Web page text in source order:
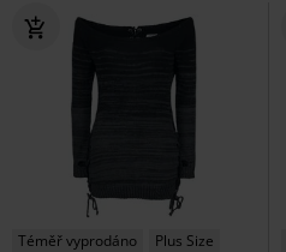
Téměř vyprodáno Plus Size